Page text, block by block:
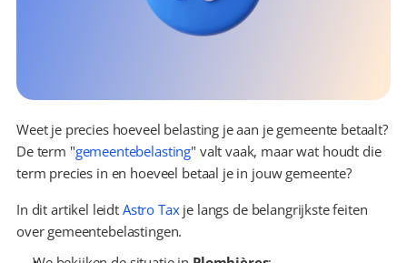
Weet je precies hoeveel belasting je aan je gemeente betaalt?
De term "gemeentebelasting" valt vaak, maar wat houdt die
term precies in en hoeveel betaal je in jouw gemeente?
In dit artikel leidt Astro Tax je langs de belangrijkste feiten
over gemeentebelastingen.